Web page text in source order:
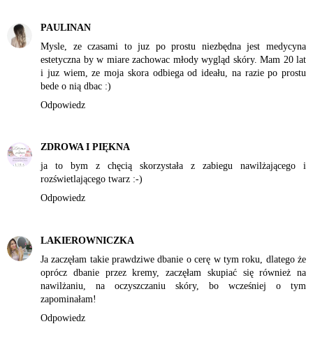
PAULINAN
Mysle, ze czasami to juz po prostu niezbędna jest medycyna
estetyczna by w miare zachowac młody wygląd skóry. Mam 20 lat
i juz wiem, ze moja skora odbiega od ideału, na razie po prostu
bede o nią dbac :)
Odpowiedz
ZDROWA I PIĘKNA
ja to bym z chęcią skorzystała z zabiegu nawilżającego i
rozświetlającego twarz :-)
Odpowiedz
LAKIEROWNICZKA
Ja zaczęłam takie prawdziwe dbanie o cerę w tym roku, dlatego że
oprócz dbanie przez kremy, zaczęłam skupiać się również na
nawilżaniu, na oczyszczaniu skóry, bo wcześniej o tym
zapominałam!
Odpowiedz